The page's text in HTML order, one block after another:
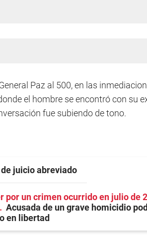
Paz al 500, en las
el hombre se encontró con su
fue subiendo de tono.
juicio abreviado
por un crimen ocurrido en julio de
Acusada de un grave homicidio
en libertad